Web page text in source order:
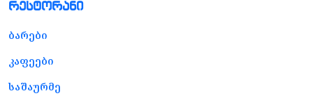
რესტორანი
ბარები
კაფეები
საშაურმე